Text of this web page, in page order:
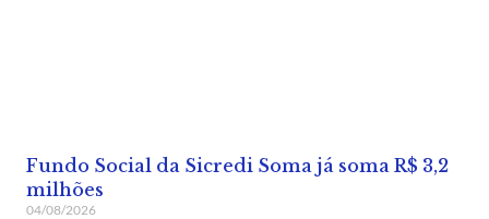
Fundo Social da Sicredi Soma já soma R$ 3,2
milhões
04/08/2026